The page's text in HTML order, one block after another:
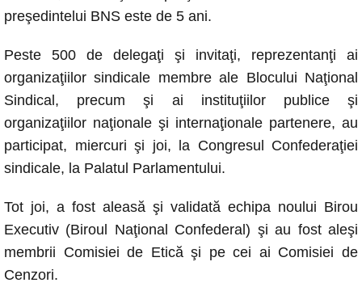
preşedintelui BNS este de 5 ani.
Peste 500 de delegaţi şi invitaţi, reprezentanţi ai
organizaţiilor sindicale membre ale Blocului Naţional
Sindical, precum şi ai instituţiilor publice şi
organizaţiilor naţionale şi internaţionale partenere, au
participat, miercuri şi joi, la Congresul Confederaţiei
sindicale, la Palatul Parlamentului.
Tot joi, a fost aleasă şi validată echipa noului Birou
Executiv (Biroul Naţional Confederal) şi au fost aleşi
membrii Comisiei de Etică şi pe cei ai Comisiei de
Cenzori.